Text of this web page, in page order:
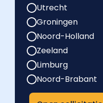
Utrecht
Groningen
Noord-Holland
Zeeland
Limburg
Noord-Brabant